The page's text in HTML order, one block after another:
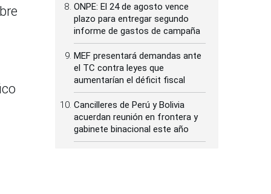
ONPE: El 24 de agosto vence
plazo para entregar segundo
informe de gastos de campaña
MEF presentará demandas ante
el TC contra leyes que
aumentarían el déficit fiscal
Cancilleres de Perú y Bolivia
acuerdan reunión en frontera y
gabinete binacional este año